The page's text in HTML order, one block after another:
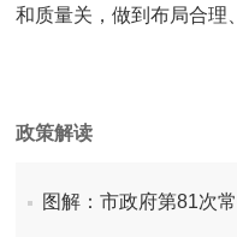
和质量关，做到布局合理
政策解读
图解：市政府第81次